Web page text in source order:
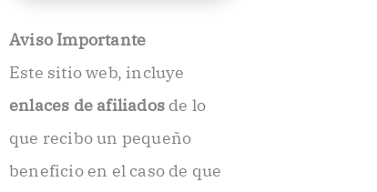
c
t
r
ó
i
o
Aviso Importante
Este sitio web, incluye
enlaces de afiliados de lo
que recibo un pequeño
beneficio en el caso de que